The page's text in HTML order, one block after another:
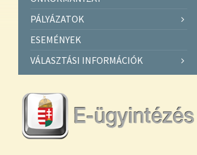
PÁLYÁZATOK
ESEMÉNYEK
VÁLASZTÁSI INFORMÁCIÓK